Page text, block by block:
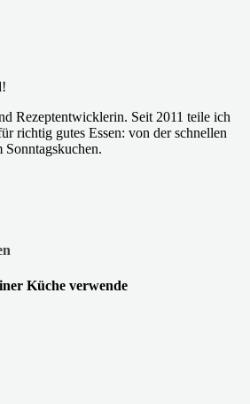
Rezeptentwicklerin. Seit 2011 teile ich
richtig gutes Essen: von der schnellen
Sonntagskuchen.
Küche verwende